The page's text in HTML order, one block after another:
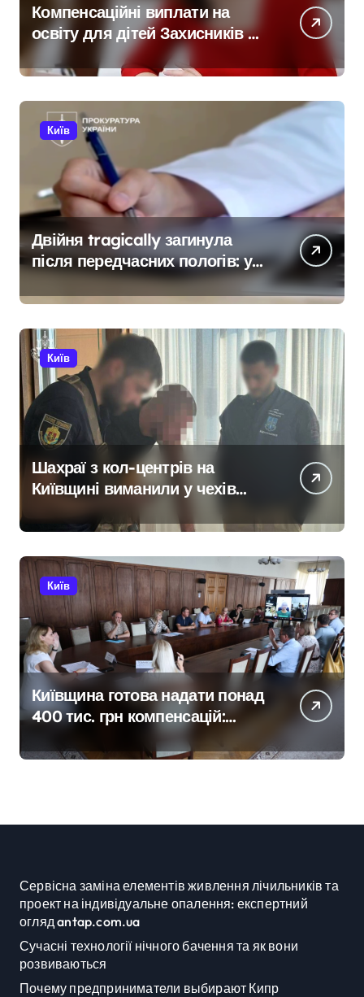
Компенсаційні виплати на
освіту для дітей Захисників у
Києві: умови отримання до 40
тисяч гривень і процедура
подачі документів
Київ
Двійня tragically загинула
після передчасних пологів: у
Києві розкрили незаконну
схему сурогатного
материнства для іноземців
Київ
Шахраї з кол-центрів на
Київщині виманили у чехів
понад 12 млн грн:
організаторів чекає судові
розгляди
Київ
Київщина готова надати понад
400 тис. грн компенсацій:
фінансова підтримка для
постраждалих від війни
Сервісна заміна елементів живлення лічильників та
проект на індивідуальне опалення: експертний
огляд antap.com.ua
Сучасні технології нічного бачення та як вони
розвиваються
Почему предприниматели выбирают Кипр